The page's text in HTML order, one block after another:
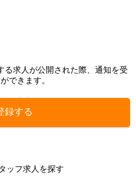
る求人が公開された際、通知を受
できます。
録する
ッフ求人を探す